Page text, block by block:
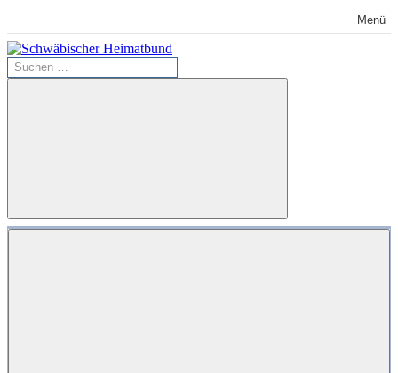
Inhalt
springen
Menü
Schwäbischer
Suchen
nach:
Suchen